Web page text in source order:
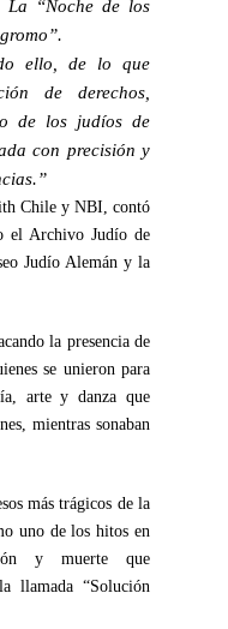
La “Noche de los
ello, de lo que
de derechos,
de los judíos de
con precisión y
Chile y NBI, contó
el Archivo Judío de
Judío Alemán y la
la presencia de
se unieron para
arte y danza que
mientras sonaban
más trágicos de la
uno de los hitos en
y muerte que
llamada “Solución